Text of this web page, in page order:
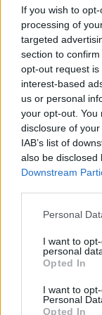
If you wish to
processing of
targeted
section to
opt-out request
interest-based
us or personal
your opt-out. You
disclosure of
IAB’s list of
also be disclosed
Downstream
Personal
I want to
personal
Opted In
I want to
Personal
Opted In
Guaguas
viajeros
en el
través
01/10/2019
Guaguas
25 (Auditorio-
universo
de
conjuga con
La compañía
potencia el
LEER MÁS
El